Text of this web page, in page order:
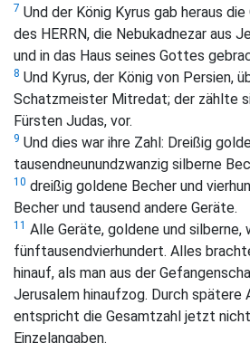
7 Und der König Kyrus gab heraus
des HERRN, die Nebukadnezar aus
und in das Haus seines Gottes
8 Und Kyrus, der König von Persien,
Schatzmeister Mitredat; der zählte
Fürsten Judas, vor.
9 Und dies war ihre Zahl: Dreißig
tausendneunundzwanzig silberne
10 dreißig goldene Becher und
Becher und tausend andere Geräte.
11 Alle Geräte, goldene und silberne,
fünftausendvierhundert. Alles
hinauf, als man aus der
Jerusalem hinaufzog. Durch spätere
entspricht die Gesamtzahl jetzt
Einzelangaben.